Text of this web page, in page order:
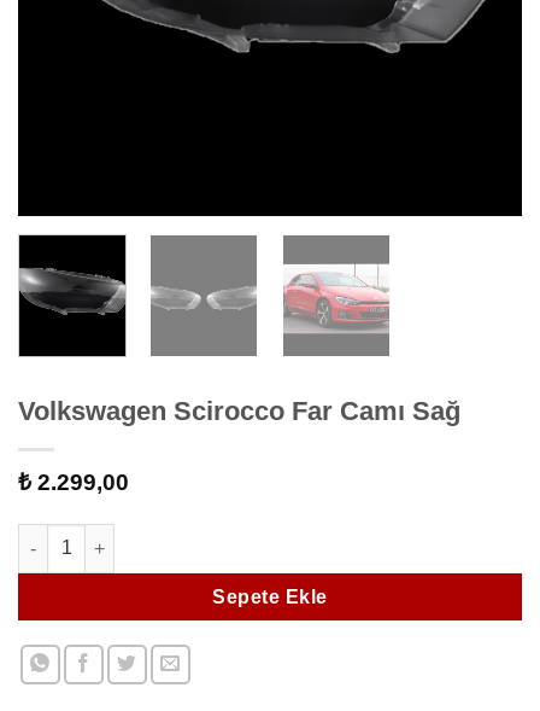
Volkswagen Scirocco Far Camı Sağ
₺2.299,00
Volkswagen Scirocco Far Camı Sağ adet
Sepete Ekle